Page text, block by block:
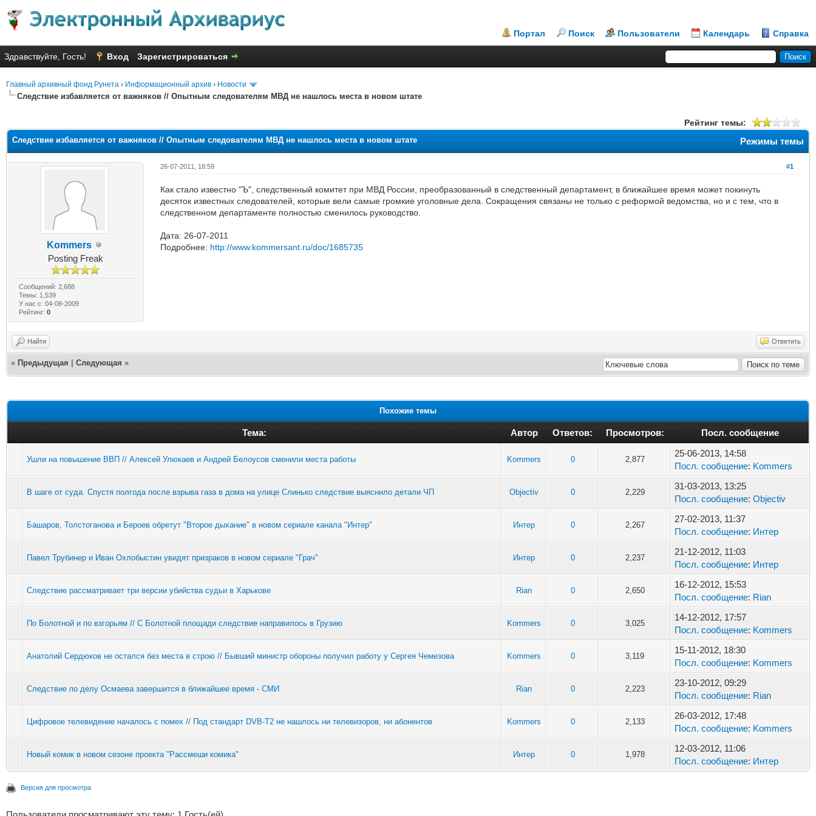
Портал Поиск Пользователи Календарь Справка
Здравствуйте, Гость! Вход Зарегистрироваться
Главный архивный фонд Рунета › Информационный архив › Новости
Следствие избавляется от важняков // Опытным следователям МВД не нашлось места в новом штате
Рейтинг темы:
Режимы темы
Следствие избавляется от важняков // Опытным следователям МВД не нашлось места в новом штате
Kommers
Posting Freak
Сообщений: 2,688
Темы: 1,539
У нас с: 04-08-2009
Рейтинг:0
#1
26-07-2011, 18:59
Как стало известно "Ъ", следственный комитет при МВД России, преобразованный в следственный департамент, в ближайшее время может покинуть
десяток известных следователей, которые вели самые громкие уголовные дела. Сокращения связаны не только с реформой ведомства, но и с тем, что в
следственном департаменте полностью сменилось руководство.
Дата: 26-07-2011
Подробнее: http://www.kommersant.ru/doc/1685735
Найти Ответить
« Предыдущая Следующая »
Похожие темы
Тема: Автор Ответов: Просмотров: Посл. сообщение
Ушли на повышение ВВП // Алексей Улюкаев и Андрей Белоусов сменили места работы Kommers 0 2,877
25-06-2013, 14:58
Посл. сообщение: Kommers
В шаге от суда. Спустя полгода после взрыва газа в дома на улице Слинько следствие выяснило детали ЧП Objectiv 0 2,229
31-03-2013, 13:25
Посл. сообщение: Objectiv
Башаров, Толстоганова и Бероев обретут "Второе дыхание" в новом сериале канала "Интер" Интер 0 2,267
27-02-2013, 11:37
Посл. сообщение: Интер
Павел Трубинер и Иван Охлобыстин увидят призраков в новом сериале "Грач" Интер 0 2,237
21-12-2012, 11:03
Посл. сообщение: Интер
Следствие рассматривает три версии убийства судьи в Харькове Rian 0 2,650
16-12-2012, 15:53
Посл. сообщение: Rian
По Болотной и по взгорьям // С Болотной площади следствие направилось в Грузию Kommers 0 3,025
14-12-2012, 17:57
Посл. сообщение: Kommers
Анатолий Сердюков не остался без места в строю // Бывший министр обороны получил работу у Сергея Чемезова Kommers 0 3,119
15-11-2012, 18:30
Посл. сообщение: Kommers
Следствие по делу Осмаева завершится в ближайшее время - СМИ Rian 0 2,223
23-10-2012, 09:29
Посл. сообщение: Rian
Цифровое телевидение началось с помех // Под стандарт DVB-T2 не нашлось ни телевизоров, ни абонентов Kommers 0 2,133
26-03-2012, 17:48
Посл. сообщение: Kommers
Новый комик в новом сезоне проекта "Рассмеши комика" Интер 0 1,978
12-03-2012, 11:06
Посл. сообщение: Интер
Версия для просмотра